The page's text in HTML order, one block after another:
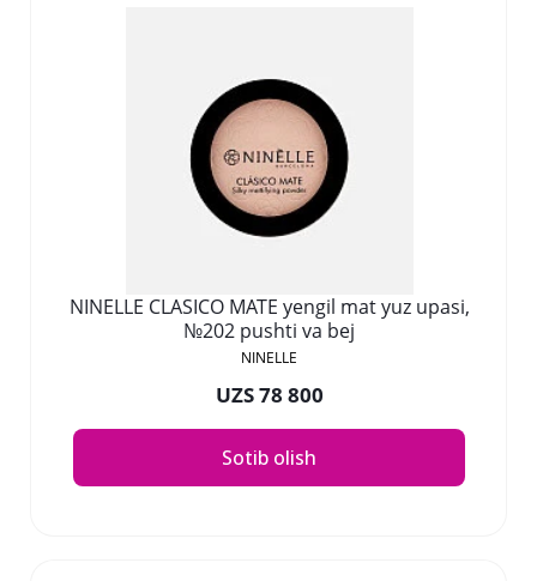
NINELLE CLASICO MATE yengil mat yuz upasi,
№202 pushti va bej
NINELLE
UZS 78 800
Sotib olish